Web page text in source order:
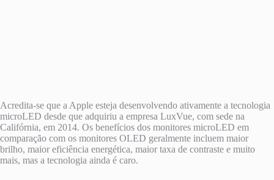
Acredita-se que a Apple esteja desenvolvendo ativamente a tecnologia
microLED desde que adquiriu a empresa LuxVue, com sede na
Califórnia, em 2014. Os benefícios dos monitores microLED em
comparação com os monitores OLED geralmente incluem maior
brilho, maior eficiência energética, maior taxa de contraste e muito
mais, mas a tecnologia ainda é caro.